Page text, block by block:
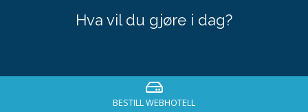
Hva vil du gjøre i dag?
BESTILL WEBHOTELL